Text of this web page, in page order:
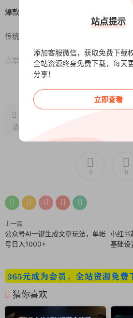
爆款打造6模型
传统增量型
高举高打型
品牌营销型
海量上新型
平台资源分配逻辑
货品的赛马维度
打爆执行6细节
请注明出处~~~
0 0
上一篇
公众号AI一键生成文章玩法，单帐
号日入1000+
小红书
基础设
猜你喜欢
站点提示
添加客服微信，获取免费下载
全站资源终身免费下载，每天
分享！
立即查看